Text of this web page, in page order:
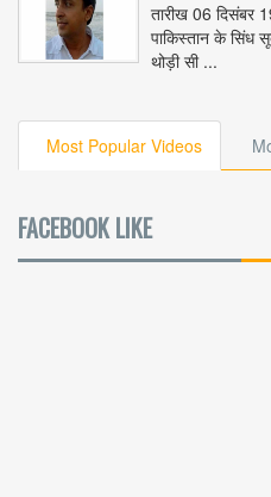
तारीख 06 दिसंबर
पाकिस्तान के सिंध
थोड़ी सी ...
Most Popular Videos
FACEBOOK LIKE